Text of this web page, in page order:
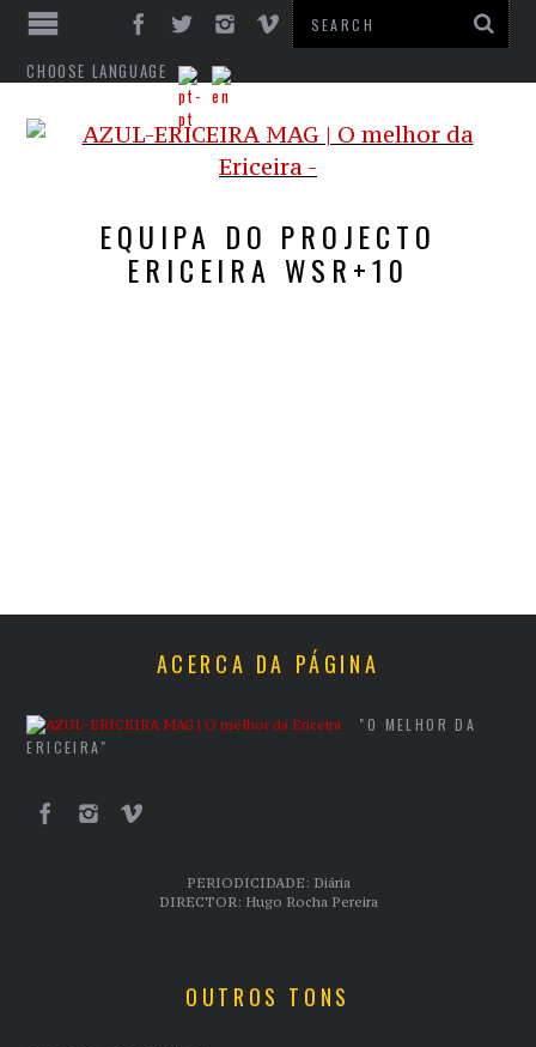
CHOOSE LANGUAGE
EQUIPA DO PROJECTO
ERICEIRA WSR+10
ACERCA DA PÁGINA
"O MELHOR DA
ERICEIRA"
PERIODICIDADE: Diária
DIRECTOR: Hugo Rocha Pereira
OUTROS TONS